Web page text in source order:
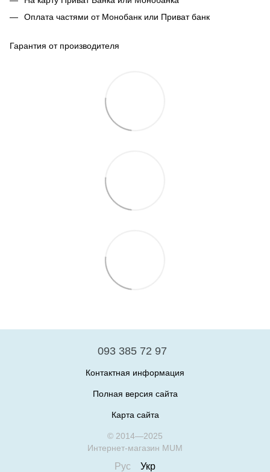
Оплата частями от Монобанк или Приват банк
Гарантия от производителя
093 385 72 97
Контактная информация
Полная версия сайта
Карта сайта
© 2014—2025
Интернет-магазин MUM
Рус Укр